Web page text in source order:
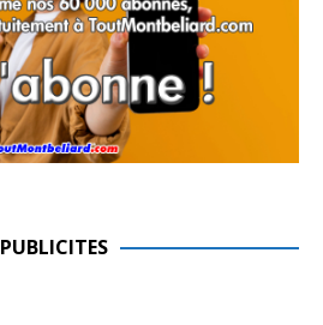
PUBLICITES